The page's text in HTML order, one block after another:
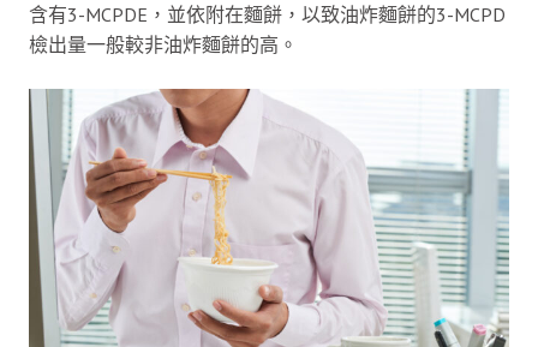
含有3-MCPDE，並依附在麵餅，以致油炸麵餅的3-MCPD
檢出量一般較非油炸麵餅的高。